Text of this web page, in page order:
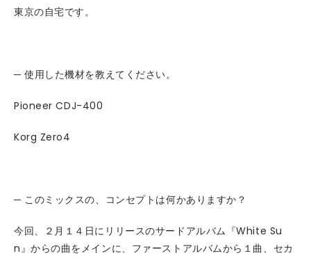
東京の自宅です。
─ 使用した機材を教えてください。
Pioneer CDJ-400
Korg Zero4
─ このミックスの、コンセプトは何かありますか？
今回、２月１４日にリリースのサードアルバム『White Su
n』からの曲をメインに、ファーストアルバムから１曲、セカ